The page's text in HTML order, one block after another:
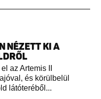
NÉZETT KI A
az Artemis II
és körülbelül
látóteréből...